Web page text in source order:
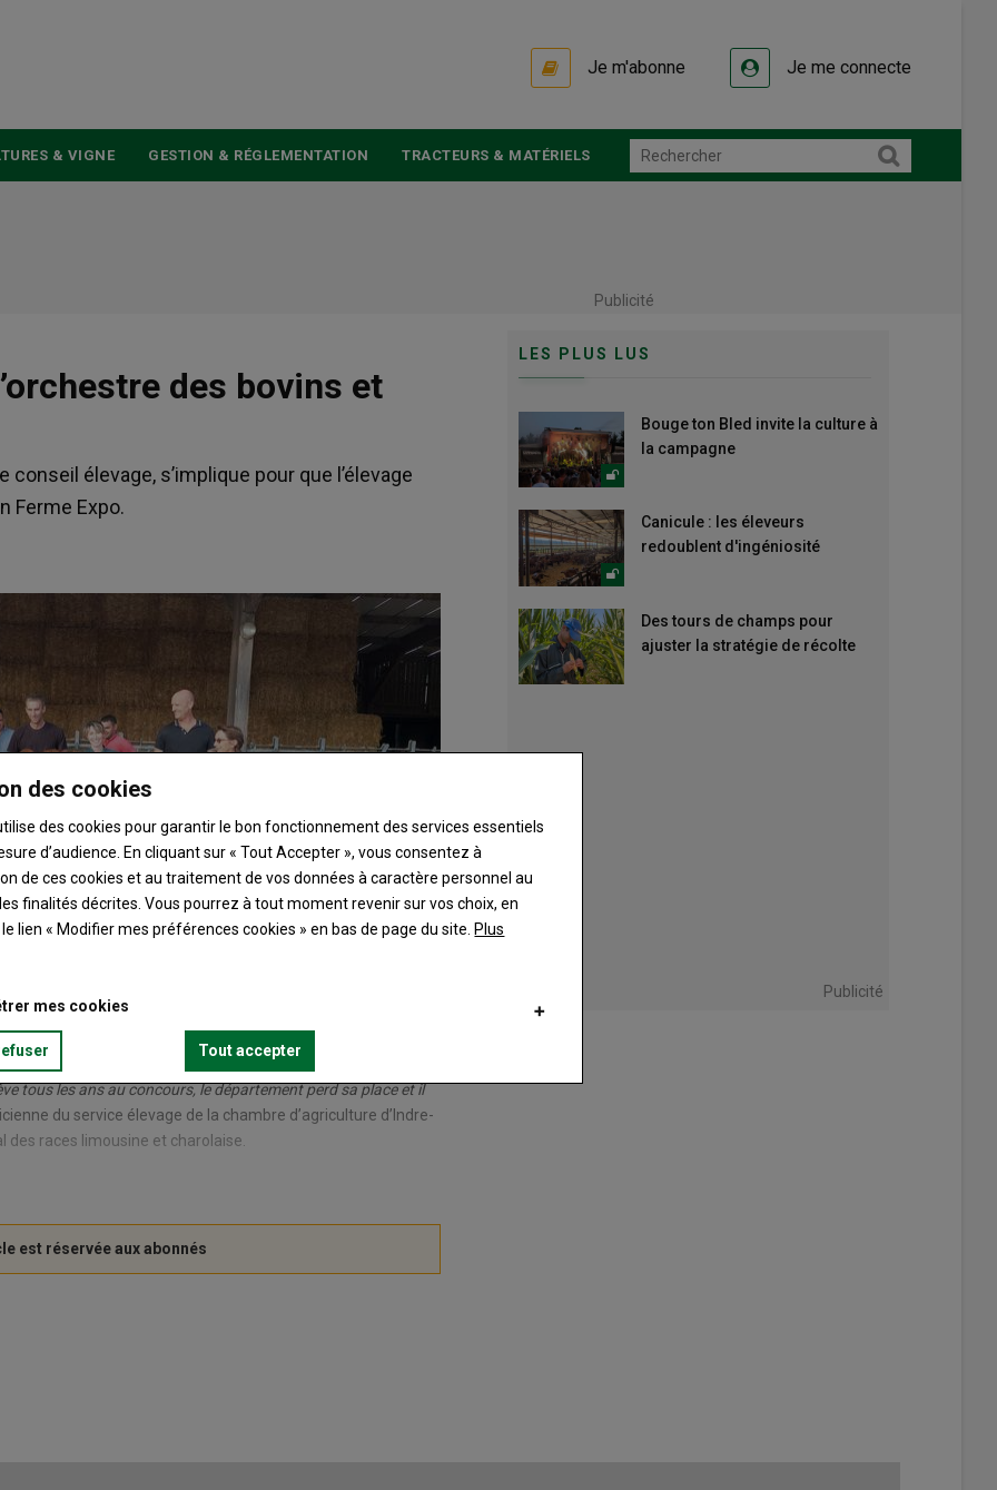
Je m'abonne Je me connecte
& VIGNE GESTION & RÉGLEMENTATION TRACTEURS & MATÉRIELS
Publicité
des bovins et
élevage, s’implique pour que l’élevage
Ferme Expo.
pour Ferme Expo
jeunes pointeurs en bovin allaitant et ovin aient bien
des étudiants représentent le département lors du
tous les ans au concours, le département perd sa place et il
du service élevage de la chambre d’agriculture d’Indre-
des races limousine et charolaise.
LES PLUS LUS
Bouge ton Bled invite la culture à
la campagne
Canicule : les éleveurs
redoublent d'ingéniosité
Des tours de champs pour
ajuster la stratégie de récolte
Publicité
des cookies
des cookies pour garantir le bon fonctionnement des services essentiels
d’audience. En cliquant sur « Tout Accepter », vous consentez à
de ces cookies et au traitement de vos données à caractère personnel au
finalités décrites. Vous pourrez à tout moment revenir sur vos choix, en
lien « Modifier mes préférences cookies » en bas de page du site. Plus
mes cookies
Tout accepter